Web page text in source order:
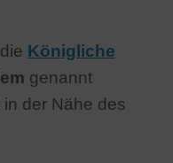
Königliche
genannt
in der Nähe des